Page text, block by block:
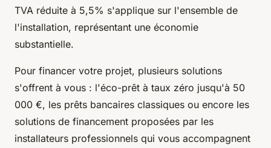
TVA réduite à 5,5% s'applique sur l'ensemble de
l'installation, représentant une économie
substantielle.
Pour financer votre projet, plusieurs solutions
s'offrent à vous : l'éco-prêt à taux zéro jusqu'à 50
000 €, les prêts bancaires classiques ou encore les
solutions de financement proposées par les
installateurs professionnels qui vous accompagnent